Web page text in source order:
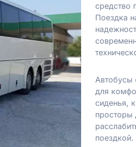
средство
Поездка
для
сиденья,
просторы
поездкой.